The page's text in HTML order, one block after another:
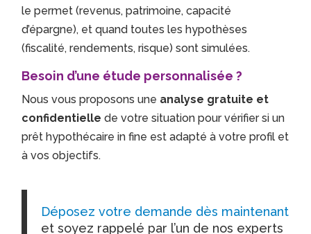
le permet (revenus, patrimoine, capacité
d’épargne), et quand toutes les hypothèses
(fiscalité, rendements, risque) sont simulées.
Besoin d’une étude personnalisée ?
Nous vous proposons une analyse gratuite et
confidentielle de votre situation pour vérifier si un
prêt hypothécaire in fine est adapté à votre profil et
à vos objectifs.
Déposez votre demande dès maintenant
et soyez rappelé par l’un de nos experts